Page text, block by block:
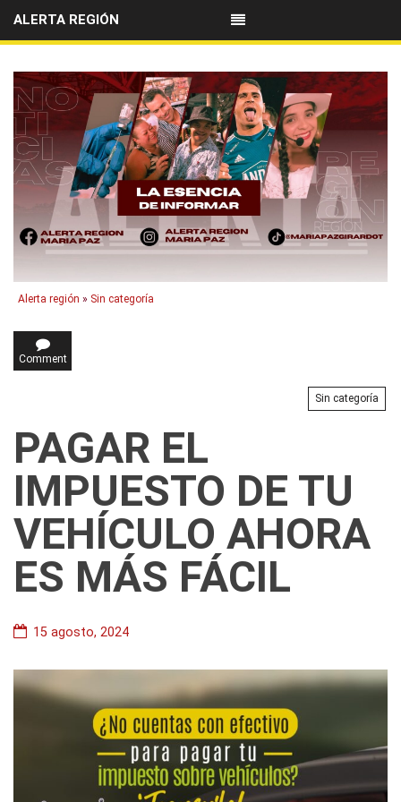
ALERTA REGIÓN
Alerta región » Sin categoría
Comment
Sin categoría
PAGAR EL
IMPUESTO DE TU
VEHÍCULO AHORA
ES MÁS FÁCIL
15 agosto, 2024